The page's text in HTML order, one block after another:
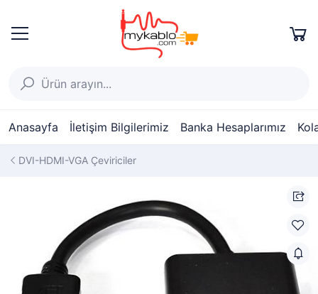
Anasayfa İletişim Bilgilerimiz Banka Hesaplarımız
DVI-HDMI-VGA Çeviriciler